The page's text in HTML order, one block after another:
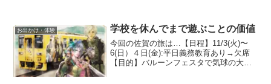
お出かけ・体験 学校を休んでまで遊ぶことの価値
今回の佐賀の旅は…【日程】11/3(火)〜
6(日）４日(金):平日義務教育あり→欠席
【目的】バルーンフェスタで気球の大会